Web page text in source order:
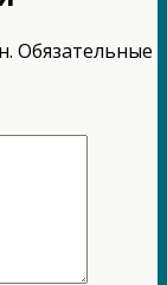
Обязательные